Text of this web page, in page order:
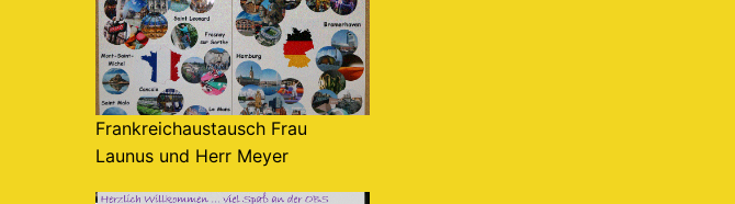
Frankreichaustausch Frau
Launus und Herr Meyer